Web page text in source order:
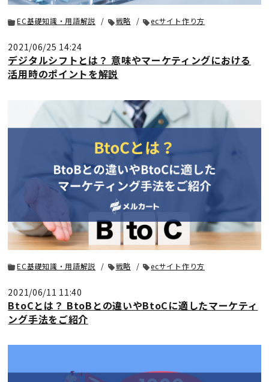
EC基礎知識・用語解説 戦略 ecサイト作り方
2021/06/25 14:24
デジタルシフトとは？ 意味やマーケティングにおける
活用時のポイントを解説
EC基礎知識・用語解説 戦略 ecサイト作り方
2021/06/11 11:40
BtoCとは？ BtoBとの違いやBtoCに適したマーケティ
ング手法をご紹介